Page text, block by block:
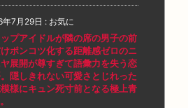
年7月29日 : お気に
プアイドルが隣の席の男子の前
ポンコツ化する距離感ゼロのニ
展開が尊すぎて語彙力を失う恋
隠しきれない可愛さとじれった
様にキュン死寸前となる極上青